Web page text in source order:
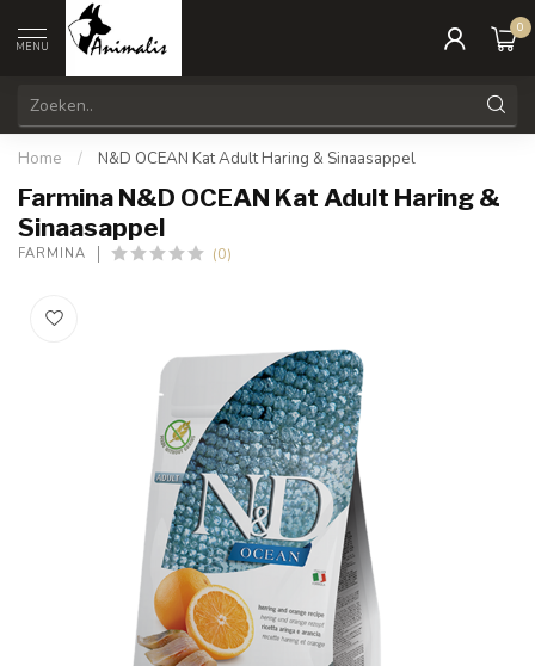
MENU
0
Home / N&D OCEAN Kat Adult Haring & Sinaasappel
Farmina N&D OCEAN Kat Adult Haring &
Sinaasappel
FARMINA (0)